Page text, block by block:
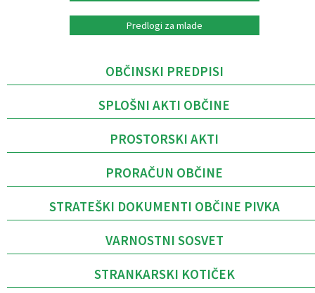
Predlogi za mlade
OBČINSKI PREDPISI
SPLOŠNI AKTI OBČINE
PROSTORSKI AKTI
PRORAČUN OBČINE
STRATEŠKI DOKUMENTI OBČINE PIVKA
VARNOSTNI SOSVET
STRANKARSKI KOTIČEK